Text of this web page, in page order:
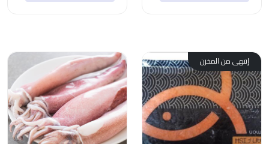
إنتهى من المخزن